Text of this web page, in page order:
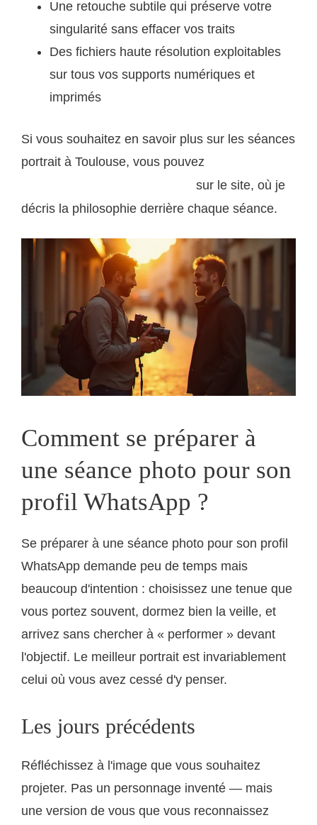
Une retouche subtile qui préserve votre
singularité sans effacer vos traits
Des fichiers haute résolution exploitables
sur tous vos supports numériques et
imprimés
Si vous souhaitez en savoir plus sur les séances
portrait à Toulouse, vous pouvez
sur le site, où je
décris la philosophie derrière chaque séance.
Comment se préparer à
une séance photo pour son
profil WhatsApp ?
Se préparer à une séance photo pour son profil
WhatsApp demande peu de temps mais
beaucoup d'intention : choisissez une tenue que
vous portez souvent, dormez bien la veille, et
arrivez sans chercher à « performer » devant
l'objectif. Le meilleur portrait est invariablement
celui où vous avez cessé d'y penser.
Les jours précédents
Réfléchissez à l'image que vous souhaitez
projeter. Pas un personnage inventé — mais
une version de vous que vous reconnaissez